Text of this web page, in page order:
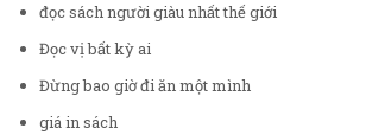
đọc sách người giàu nhất thế giới
Đọc vị bất kỳ ai
Đừng bao giờ đi ăn một mình
giá in sách